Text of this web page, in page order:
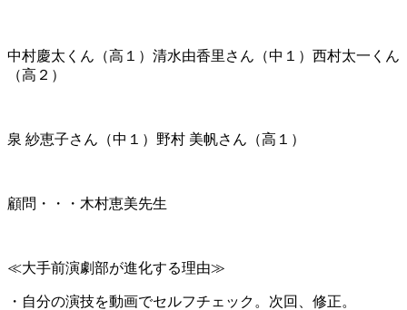
中村慶太くん （高１） 清水由香里さん （中１）西村太一くん
（高２）
泉 紗恵子さん（中１）野村 美帆さん（高１）
顧問・・・木村恵美先生
≪大手前演劇部が進化する理由≫
・自分の演技を動画でセルフチェック。次回、修正。